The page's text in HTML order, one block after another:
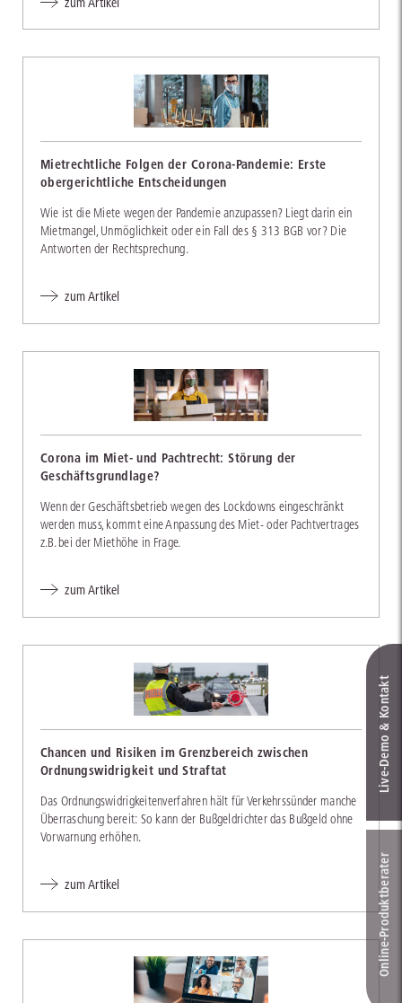
Mietrechtliche Folgen der Corona-Pandemie: Erste
obergerichtliche Entscheidungen
Wie ist die Miete wegen der Pandemie anzupassen? Liegt darin ein
Mietmangel, Unmöglichkeit oder ein Fall des § 313 BGB vor? Die
Antworten der Rechtsprechung.
zum Artikel
Corona im Miet- und Pachtrecht: Störung der
Geschäftsgrundlage?
Wenn der Geschäftsbetrieb wegen des Lockdowns eingeschränkt
werden muss, kommt eine Anpassung des Miet- oder Pachtvertrages
z.B. bei der Miethöhe in Frage.
zum Artikel
Chancen und Risiken im Grenzbereich zwischen
Ordnungswidrigkeit und Straftat
Das Ordnungswidrigkeitenverfahren hält für Verkehrssünder manche
Überraschung bereit: So kann der Bußgeldrichter das Bußgeld ohne
Vorwarnung erhöhen.
zum Artikel
Live‑Demo & Kontakt
Online-Produkt­berater